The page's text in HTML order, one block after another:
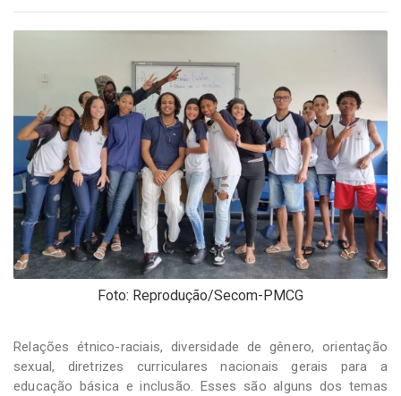
Copyright
2024
Tecnologia
Sistemas
Foto: Reprodução/Secom-PMCG
Relações étnico-raciais, diversidade de gênero, orientação
sexual, diretrizes curriculares nacionais gerais para a
educação básica e inclusão. Esses são alguns dos temas